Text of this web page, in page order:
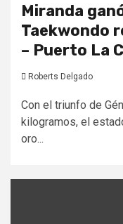
Miranda
Taekwondo
– Puerto La
Roberts Delgado
Con el triunfo de
kilogramos, el
oro...